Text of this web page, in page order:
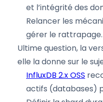
et l’intégrité des
Relancer les
gérer le rattrapage.
Ultime question, la
elle la donne sur le
InfluxDB 2.x OSS
actifs (databases)